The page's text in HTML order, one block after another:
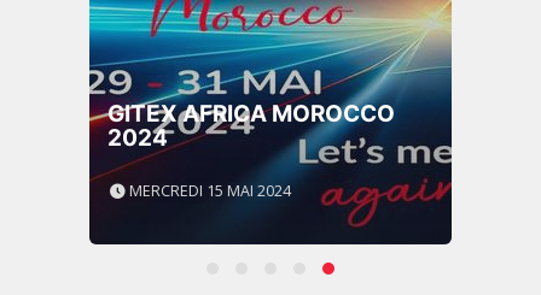
GITEX AFRICA MOROCCO
2024
MERCREDI 15 MAI 2024